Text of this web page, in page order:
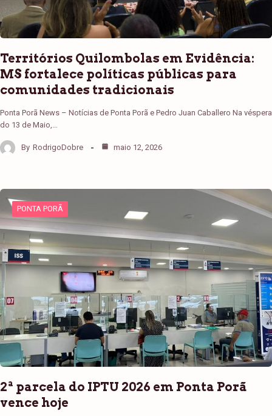
Territórios Quilombolas em Evidência:
MS fortalece políticas públicas para
comunidades tradicionais
Ponta Porã News – Notícias de Ponta Porã e Pedro Juan Caballero Na véspera
do 13 de Maio,…
By RodrigoDobre maio 12, 2026
PONTA PORÃ
2ª parcela do IPTU 2026 em Ponta Porã
vence hoje